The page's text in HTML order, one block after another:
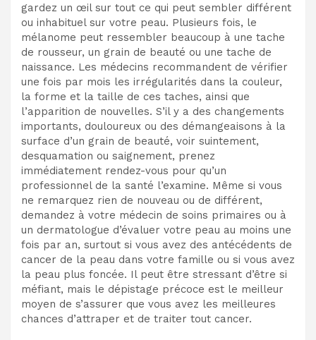
gardez un œil sur tout ce qui peut sembler différent
ou inhabituel sur votre peau. Plusieurs fois, le
mélanome peut ressembler beaucoup à une tache
de rousseur, un grain de beauté ou une tache de
naissance. Les médecins recommandent de vérifier
une fois par mois les irrégularités dans la couleur,
la forme et la taille de ces taches, ainsi que
l’apparition de nouvelles. S’il y a des changements
importants, douloureux ou des démangeaisons à la
surface d’un grain de beauté, voir suintement,
desquamation ou saignement, prenez
immédiatement rendez-vous pour qu’un
professionnel de la santé l’examine. Même si vous
ne remarquez rien de nouveau ou de différent,
demandez à votre médecin de soins primaires ou à
un dermatologue d’évaluer votre peau au moins une
fois par an, surtout si vous avez des antécédents de
cancer de la peau dans votre famille ou si vous avez
la peau plus foncée. Il peut être stressant d’être si
méfiant, mais le dépistage précoce est le meilleur
moyen de s’assurer que vous avez les meilleures
chances d’attraper et de traiter tout cancer.